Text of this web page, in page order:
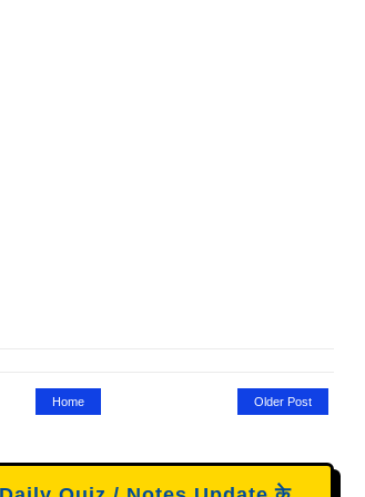
Older Post
Home